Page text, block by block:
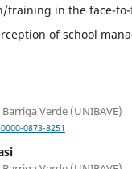
training in the face-
of school
Verde (UNIBAVE)
0873-8251